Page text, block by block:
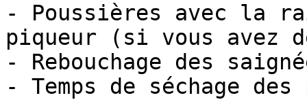
- Poussières avec la
piqueur (si vous avez
- Rebouchage des
- Temps de séchage